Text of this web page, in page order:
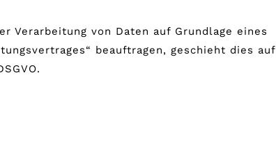
Verarbeitung von Daten auf Grundlage eines
beauftragen, geschieht dies auf